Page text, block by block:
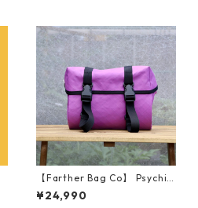
【Farther Bag Co】 Psychic
Medium (Lilac)
¥24,990